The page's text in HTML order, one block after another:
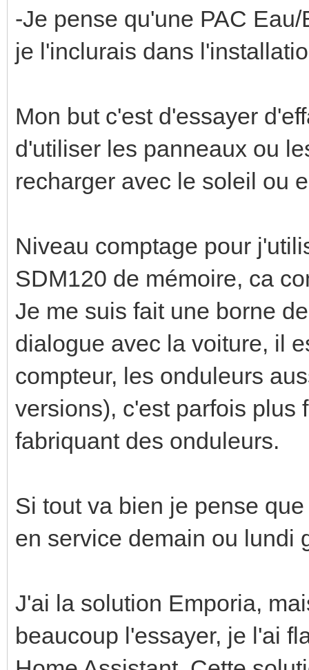
-Je pense qu'une PAC
je l'inclurais dans
Mon but c'est d'essayer
d'utiliser les panneaux ou
recharger avec le soleil ou
Niveau comptage pour
SDM120 de mémoire, ca
Je me suis fait une borne
dialogue avec la voiture, il
compteur, les onduleurs
versions), c'est parfois plus
fabriquant des onduleurs.
Si tout va bien je pense
en service demain ou lundi
J'ai la solution Emporia,
beaucoup l'essayer, je l'ai